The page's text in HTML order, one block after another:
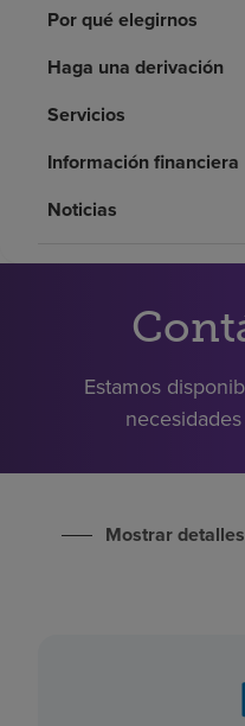
Pacientes y cuidadores
Acerca de nosotros
Por qué elegirnos
Haga una derivación
Servicios
Información financiera
Noticias
Estamos
Mostrar